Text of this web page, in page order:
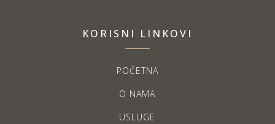
KORISNI LINKOVI
POČETNA
O NAMA
USLUGE